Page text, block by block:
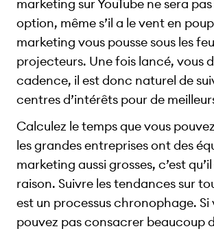
marketing sur YouTube ne sera
option, même s’il a le vent en
marketing vous pousse sous les
projecteurs. Une fois lancé, vous
cadence, il est donc naturel de
centres d’intérêts pour de
Calculez le temps que vous
les grandes entreprises ont des
marketing aussi grosses, c’est
raison. Suivre les tendances sur
est un processus chronophage. Si
pouvez pas consacrer beaucoup